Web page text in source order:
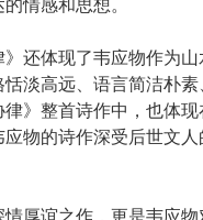
还体现了韦应物作为
淡高远、语言简洁朴
》整首诗作中，也体
物的诗作深受后世文
厚谊之作，更是韦应